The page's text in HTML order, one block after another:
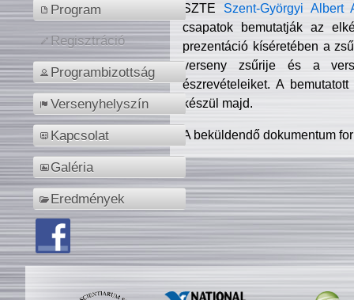
Program
Regisztráció
Programbizottság
Versenyhelyszín
Kapcsolat
Galéria
Eredmények
SZTE Szent-Györgyi Albert
csapatok bemutatják az
prezentáció kíséretében a
verseny zsűrije és a
észrevételeiket. A
készül majd.
A beküldendő dokumentum